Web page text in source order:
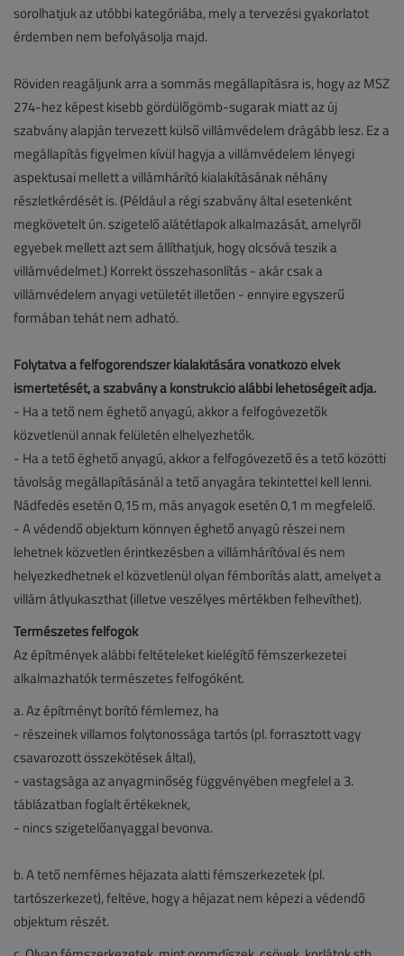
sorolhatjuk az utóbbi kategóriába, mely a tervezési gyakorlatot
érdemben nem befolyásolja majd.
Röviden reagáljunk arra a sommás megállapításra is, hogy az MSZ
274-hez képest kisebb gördülőgömb-sugarak miatt az új
szabvány alapján tervezett külső villámvédelem drágább lesz. Ez a
megállapítás figyelmen kívül hagyja a villámvédelem lényegi
aspektusai mellett a villámhárító kialakításának néhány
részletkérdését is. (Például a régi szabvány által esetenként
megkövetelt ún. szigetelő alátétlapok alkalmazását, amelyről
egyebek mellett azt sem állíthatjuk, hogy olcsóvá teszik a
villámvédelmet.) Korrekt összehasonlítás - akár csak a
villámvédelem anyagi vetületét illetően - ennyire egyszerű
formában tehát nem adható.
Folytatva a felfogórendszer kialakítására vonatkozó elvek
ismertetését, a szabvány a konstrukció alábbi lehetőségeit adja.
- Ha a tető nem éghető anyagú, akkor a felfogóvezetők
közvetlenül annak felületén elhelyezhetők.
- Ha a tető éghető anyagú, akkor a felfogóvezető és a tető közötti
távolság megállapításánál a tető anyagára tekintettel kell lenni.
Nádfedés esetén 0,15 m, más anyagok esetén 0,1 m megfelelő.
- A védendő objektum könnyen éghető anyagú részei nem
lehetnek közvetlen érintkezésben a villámhárítóval és nem
helyezkedhetnek el közvetlenül olyan fémborítás alatt, amelyet a
villám átlyukaszthat (illetve veszélyes mértékben felhevíthet).
Természetes felfogók
Az építmények alábbi feltételeket kielégítő fémszerkezetei
alkalmazhatók természetes felfogóként.
a. Az építményt borító fémlemez, ha
- részeinek villamos folytonossága tartós (pl. forrasztott vagy
csavarozott összekötések által),
- vastagsága az anyagminőség függvényében megfelel a 3.
táblázatban foglalt értékeknek,
- nincs szigetelőanyaggal bevonva.
b. A tető nemfémes héjazata alatti fémszerkezetek (pl.
tartószerkezet), feltéve, hogy a héjazat nem képezi a védendő
objektum részét.